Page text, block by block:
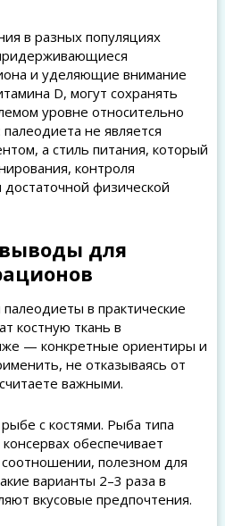
в разных популяциях
и уделяющие внимание
D, могут сохранять
уровне относительно
не является
а стиль питания, который
контроля
физической
для
в практические
костную ткань в
— конкретные ориентиры и
не отказываясь от
важными.
с костями. Рыба типа
обеспечивает
полезном для
варианты 2–3 раза в
вкусовые предпочтения.